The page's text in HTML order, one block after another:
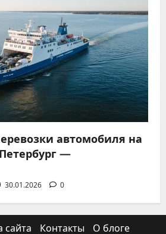
автомобиля на
—
30.01.2026 0
сайта Контакты О блоге